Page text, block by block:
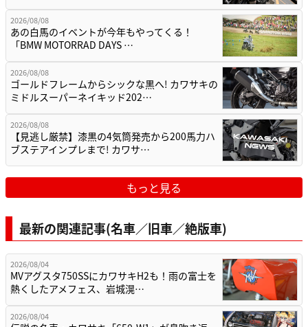
2026/08/08
あの白馬のイベントが今年もやってくる！
「BMW MOTORRAD DAYS …
2026/08/08
ゴールドフレームからシックな黒へ! カワサキの
ミドルスーパーネイキッド202…
2026/08/08
【見逃し厳禁】漆黒の4気筒発売から200馬力ハ
ブステアインプレまで! カワサ…
もっと見る
最新の関連記事(名車／旧車／絶版車)
2026/08/04
MVアグスタ750SSにカワサキH2も！雨の富士を
熱くしたアメフェス、岩城滉…
2026/08/04